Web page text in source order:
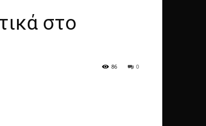
στο
0
86